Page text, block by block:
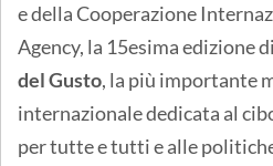
e della Cooperazione
Agency, la 15esima edizione di
del Gusto, la più importante
internazionale dedicata al
per tutte e tutti e alle